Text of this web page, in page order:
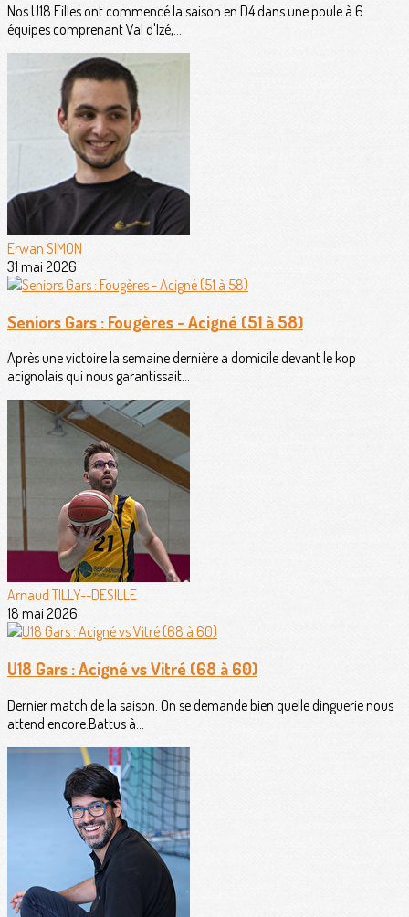
Nos U18 Filles ont commencé la saison en D4 dans une poule à 6
équipes comprenant Val d'Izé,...
Erwan SIMON
31 mai 2026
Seniors Gars : Fougères - Acigné (51 à 58)
Après une victoire la semaine dernière a domicile devant le kop
acignolais qui nous garantissait...
Arnaud TILLY--DESILLE
18 mai 2026
U18 Gars : Acigné vs Vitré (68 à 60)
Dernier match de la saison. On se demande bien quelle dinguerie nous
attend encore.Battus à...